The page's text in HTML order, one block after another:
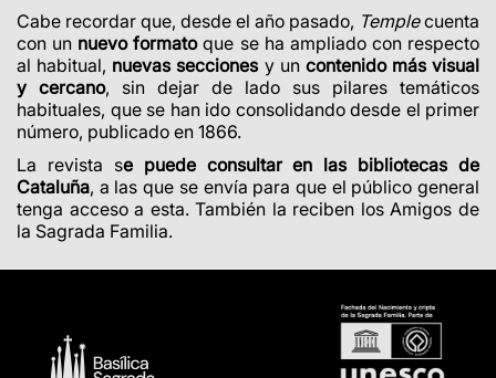
Cabe recordar que, desde el año pasado, Templecuenta
con un nuevo formatoque se ha ampliado con respecto
al habitual, nuevas seccionesy un contenido más visual
y cercano, sin dejar de lado sus pilares temáticos
habituales, que se han ido consolidando desde el primer
número, publicado en 1866.
La revista se puede consultar en las bibliotecas de
Cataluña, a las que se envía para que el público general
tenga acceso a esta. También la reciben los Amigos de
la Sagrada Familia.